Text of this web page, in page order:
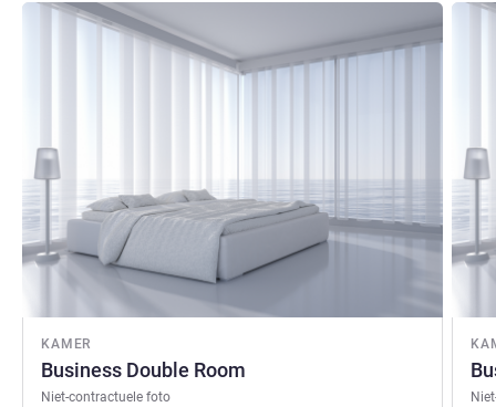
KAMER
Business Double Room
Niet-contractuele foto
Meer informatie Meer